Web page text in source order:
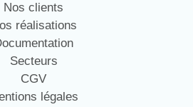
Nos clients
réalisations
Secteurs
CGV
légales